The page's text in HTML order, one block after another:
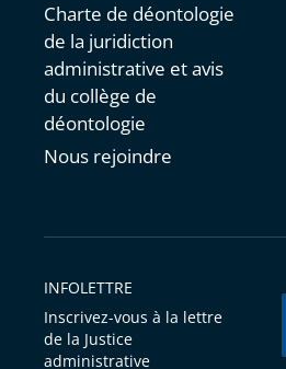
Charte de déontologie
de la juridiction
administrative et avis
du collège de
déontologie
Nous rejoindre
INFOLETTRE
Inscrivez-vous à la lettre
de la Justice
administrative